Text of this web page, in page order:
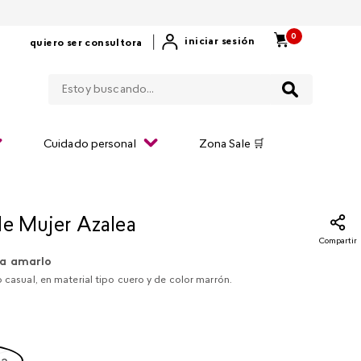
quiero ser consultora iniciar sesión
0
Cuidado personal Zona Sale 🛒
Mujer Azalea
Compartir
amarlo
casual, en material tipo cuero y de color marrón.